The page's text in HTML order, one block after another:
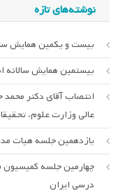
نوشته‌های تازه
بیست و یکمین همایش
بیستمین همایش سالانه
انتصاب آقای دکتر
عالی وزارت علوم،
یازدهمین جلسه هیات
چهارمین جلسه کمیسیون
درسی ایران